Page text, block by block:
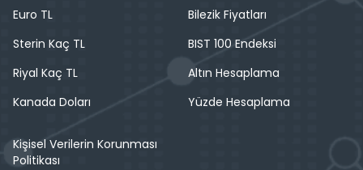
Euro TL
Sterin Kaç TL
Riyal Kaç TL
Kanada Doları
Bilezik Fiyatları
BIST 100 Endeksi
Altın Hesaplama
Yüzde Hesaplama
Kişisel Verilerin Korunması
Politikası